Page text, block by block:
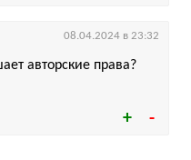
авторские права?
08.04.2024 в 23:32